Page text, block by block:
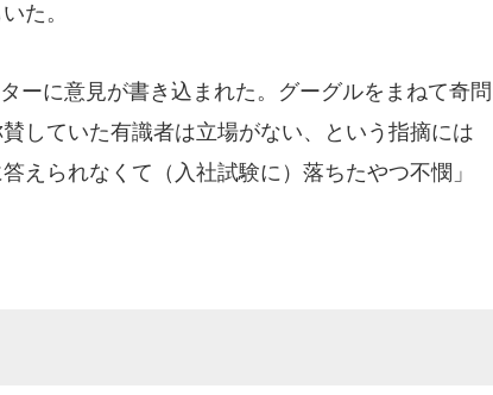
た。
ーに意見が書き込まれた。グーグルをまねて奇問
していた有識者は立場がない、という指摘には
えられなくて（入社試験に）落ちたやつ不憫」